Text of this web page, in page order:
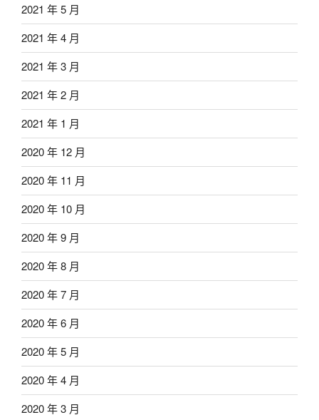
2021 年 5 月
2021 年 4 月
2021 年 3 月
2021 年 2 月
2021 年 1 月
2020 年 12 月
2020 年 11 月
2020 年 10 月
2020 年 9 月
2020 年 8 月
2020 年 7 月
2020 年 6 月
2020 年 5 月
2020 年 4 月
2020 年 3 月